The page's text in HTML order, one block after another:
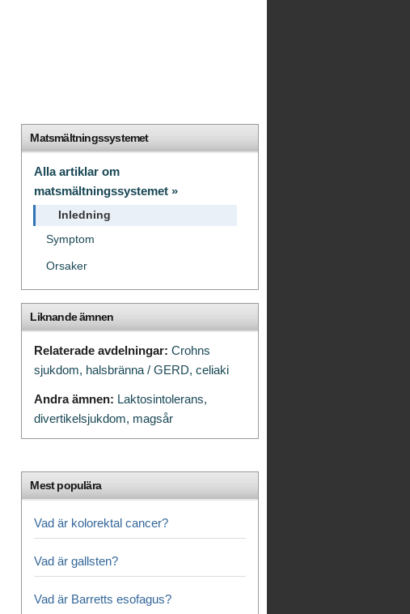
Matsmältningssystemet
Alla artiklar om
matsmältningssystemet »
Inledning
Symptom
Orsaker
Liknande ämnen
Relaterade avdelningar:Crohns
sjukdom, halsbränna / GERD, celiaki
Andra ämnen: Laktosintolerans,
divertikelsjukdom, magsår
Mest populära
Vad är kolorektal cancer?
Vad är gallsten?
Vad är Barretts esofagus?